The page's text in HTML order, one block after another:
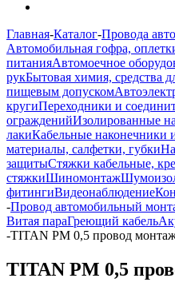
Главная-Каталог-Провода
Автомобильная гофра,
питанияАвтомоечное
рукБытовая химия, средства
пищевым допуском
кругиПереходники и
огражденийИзолированные
лакиКабельные наконечники
материалы, салфетки, губки
защитыСтяжки кабельные,
стяжкиШиномонтаж
фитингиВидеонаблюдение
-Провод автомобильный
Витая параГреющий кабель
-TITAN PM 0,5 провод
TITAN PM 0,5